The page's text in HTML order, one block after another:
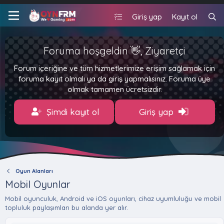
Giriş yap Kayıt ol
Foruma hoşgeldin 👋, Ziyaretçi
Forum içeriğine ve tüm hizmetlerimize erişim sağlamak için
foruma kayıt olmalı ya da giriş yapmalısınız. Foruma üye
olmak tamamen ücretsizdir.
Şimdi kayıt ol Giriş yap
Oyun Alanları
Mobil Oyunlar
Mobil oyunculuk, Android ve iOS oyunları, cihaz uyumluluğu ve mobil
topluluk paylaşımları bu alanda yer alır.